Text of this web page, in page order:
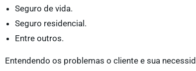
Seguro de vida.
Seguro residencial.
Entre outros.
Entendendo os problemas o cliente e sua